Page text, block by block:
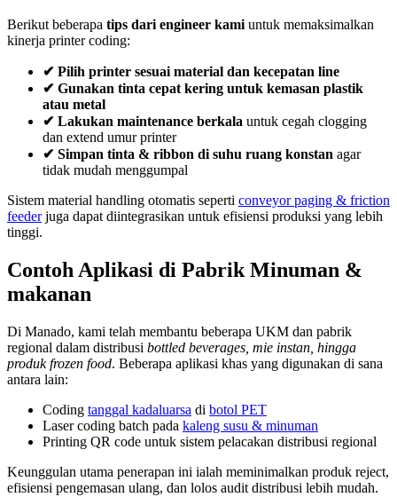
Berikut beberapa tips dari engineer kamiuntuk memaksimalkan
kinerja printer coding:
✔ Pilih printer sesuai material dan kecepatan line
✔ Gunakan tinta cepat kering untuk kemasan plastik
atau metal
✔ Lakukan maintenance berkala untuk cegah clogging
dan extend umur printer
✔ Simpan tinta & ribbon di suhu ruang konstan agar
tidak mudah menggumpal
Sistem material handling otomatis seperti conveyor paging & friction
feederjuga dapat diintegrasikan untuk efisiensi produksi yang lebih
tinggi.
Contoh Aplikasi di Pabrik Minuman &
makanan
Di Manado, kami telah membantu beberapa UKM dan pabrik
regional dalam distribusi bottled beverages, mie instan, hingga
produk frozen food. Beberapa aplikasi khas yang digunakan di sana
antara lain:
Coding tanggal kadaluarsa di botol PET
Laser coding batch pada kaleng susu & minuman
Printing QR code untuk sistem pelacakan distribusi regional
Keunggulan utama penerapan ini ialah meminimalkan produk reject,
efisiensi pengemasan ulang, dan lolos audit distribusi lebih mudah.